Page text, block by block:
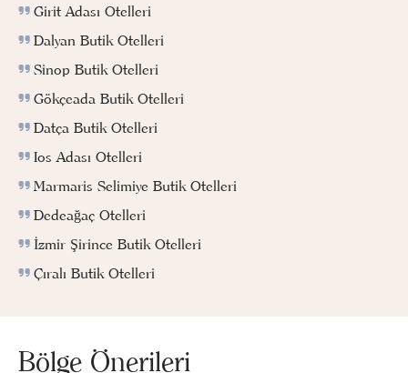
Girit Adası Otelleri
Dalyan Butik Otelleri
Sinop Butik Otelleri
Gökçeada Butik Otelleri
Datça Butik Otelleri
Ios Adası Otelleri
Marmaris Selimiye Butik Otelleri
Dedeağaç Otelleri
İzmir Şirince Butik Otelleri
Çıralı Butik Otelleri
Bölge Önerileri